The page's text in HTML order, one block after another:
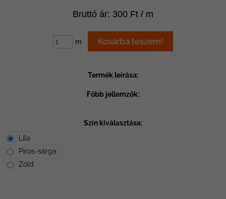
Bruttó ár: 300 Ft / m
m
Termék leírása:
Főbb jellemzők:
Szín kiválasztása:
Lila
Piros-sárga
Zöld